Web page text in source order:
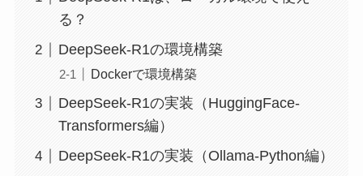
る？
DeepSeek-R1の環境構築
Dockerで環境構築
DeepSeek-R1の実装（HuggingFace-
Transformers編）
DeepSeek-R1の実装（Ollama-Python編）